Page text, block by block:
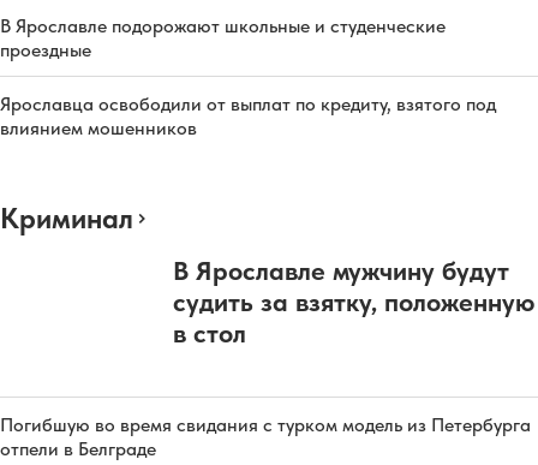
В Ярославле подорожают школьные и студенческие
проездные
Ярославца освободили от выплат по кредиту, взятого под
влиянием мошенников
Криминал
В Ярославле мужчину будут
судить за взятку, положенную
в стол
Погибшую во время свидания с турком модель из Петербурга
отпели в Белграде